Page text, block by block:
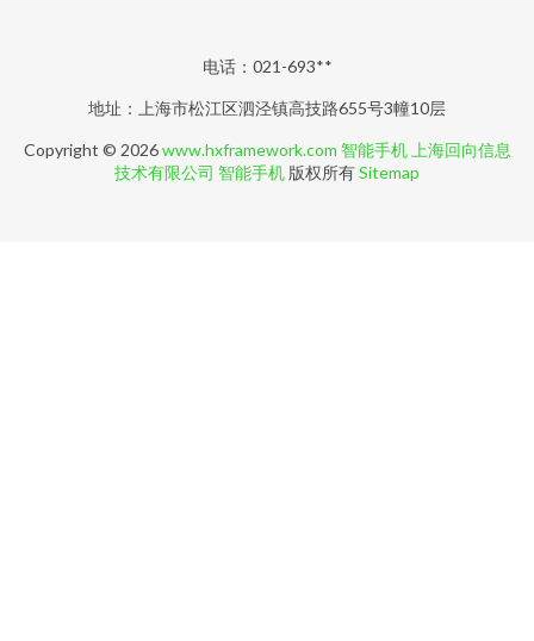
电话：021-693**
地址：上海市松江区泗泾镇高技路655号3幢10层
Copyright © 2026www.hxframework.com 智能手机 上海回向信息
技术有限公司 智能手机 版权所有Sitemap